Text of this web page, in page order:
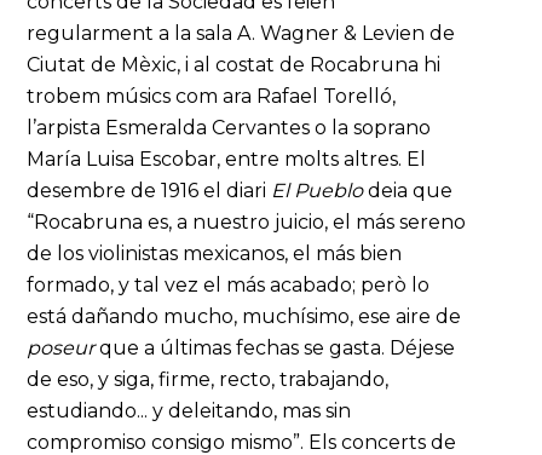
regularment a la sala A. Wagner & Levien de
Ciutat de Mèxic, i al costat de Rocabruna hi
trobem músics com ara Rafael Torelló,
l’arpista Esmeralda Cervantes o la soprano
María Luisa Escobar, entre molts altres. El
desembre de 1916 el diari El Pueblodeia que
“Rocabruna es, a nuestro juicio, el más sereno
de los violinistas mexicanos, el más bien
formado, y tal vez el más acabado; però lo
está dañando mucho, muchísimo, ese aire de
poseurque a últimas fechas se gasta. Déjese
de eso, y siga, firme, recto, trabajando,
estudiando... y deleitando, mas sin
compromiso consigo mismo”. Els concerts de